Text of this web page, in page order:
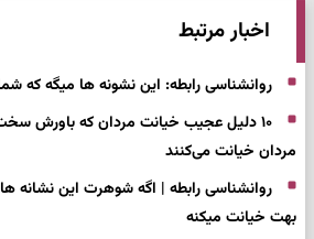
اخبار مرتبط
روانشناسی رابطه: این نشونه ها میگه که
۱۰ دلیل عجیب خیانت مردان که باورش
مردان خیانت می‌کنند
روانشناسی رابطه | اگه شوهرت این نشانه
بهت خیانت میکنه